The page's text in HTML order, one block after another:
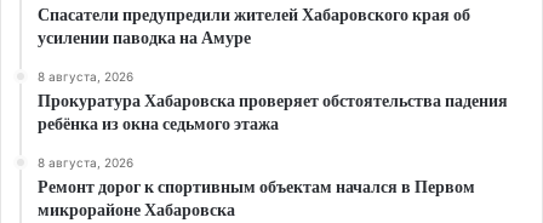
Спасатели предупредили жителей Хабаровского края об
усилении паводка на Амуре
8 августа, 2026
Прокуратура Хабаровска проверяет обстоятельства падения
ребёнка из окна седьмого этажа
8 августа, 2026
Ремонт дорог к спортивным объектам начался в Первом
микрорайоне Хабаровска